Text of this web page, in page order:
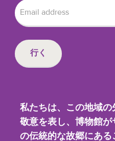
私たちは、この地域
敬意を表し、博物館
の伝統的な故郷にあ